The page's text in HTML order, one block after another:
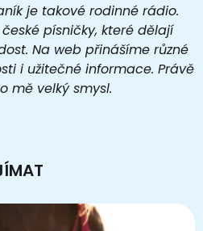
je takové rodinné rádio.
písničky, které dělají
Na web přinášíme různé
i užitečné informace. Právě
mě velký smysl.